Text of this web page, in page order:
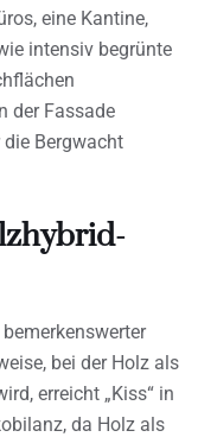
eine Kantine,
intensiv begrünte
der Fassade
Bergwacht
bei der Holz als
erreicht „Kiss“ in
da Holz als